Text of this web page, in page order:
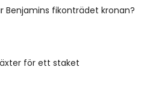
Benjamins fikonträdet kronan?
för ett staket